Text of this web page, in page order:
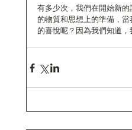
有多少次，我們在開始新
的物質和思想上的準備，
的喜悅呢？因為我們知道，